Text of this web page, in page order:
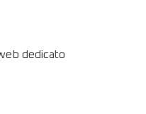
dedicato